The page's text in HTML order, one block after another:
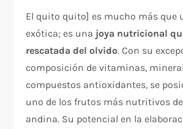
El quito quito ] es mucho más que
exótica; es una joya nutricional
rescatada del olvido. Con su
composición de vitaminas,
compuestos antioxidantes, se
uno de los frutos más nutritivos
andina. Su potencial en la